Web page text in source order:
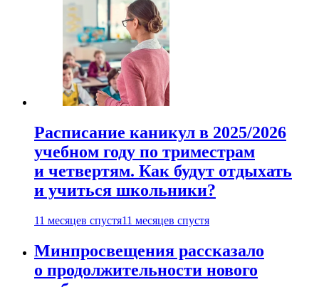
Расписание каникул в 2025/2026
учебном году по триместрам
и четвертям. Как будут отдыхать
и учиться школьники?
11 месяцев спустя11 месяцев спустя
Минпросвещения рассказало
о продолжительности нового